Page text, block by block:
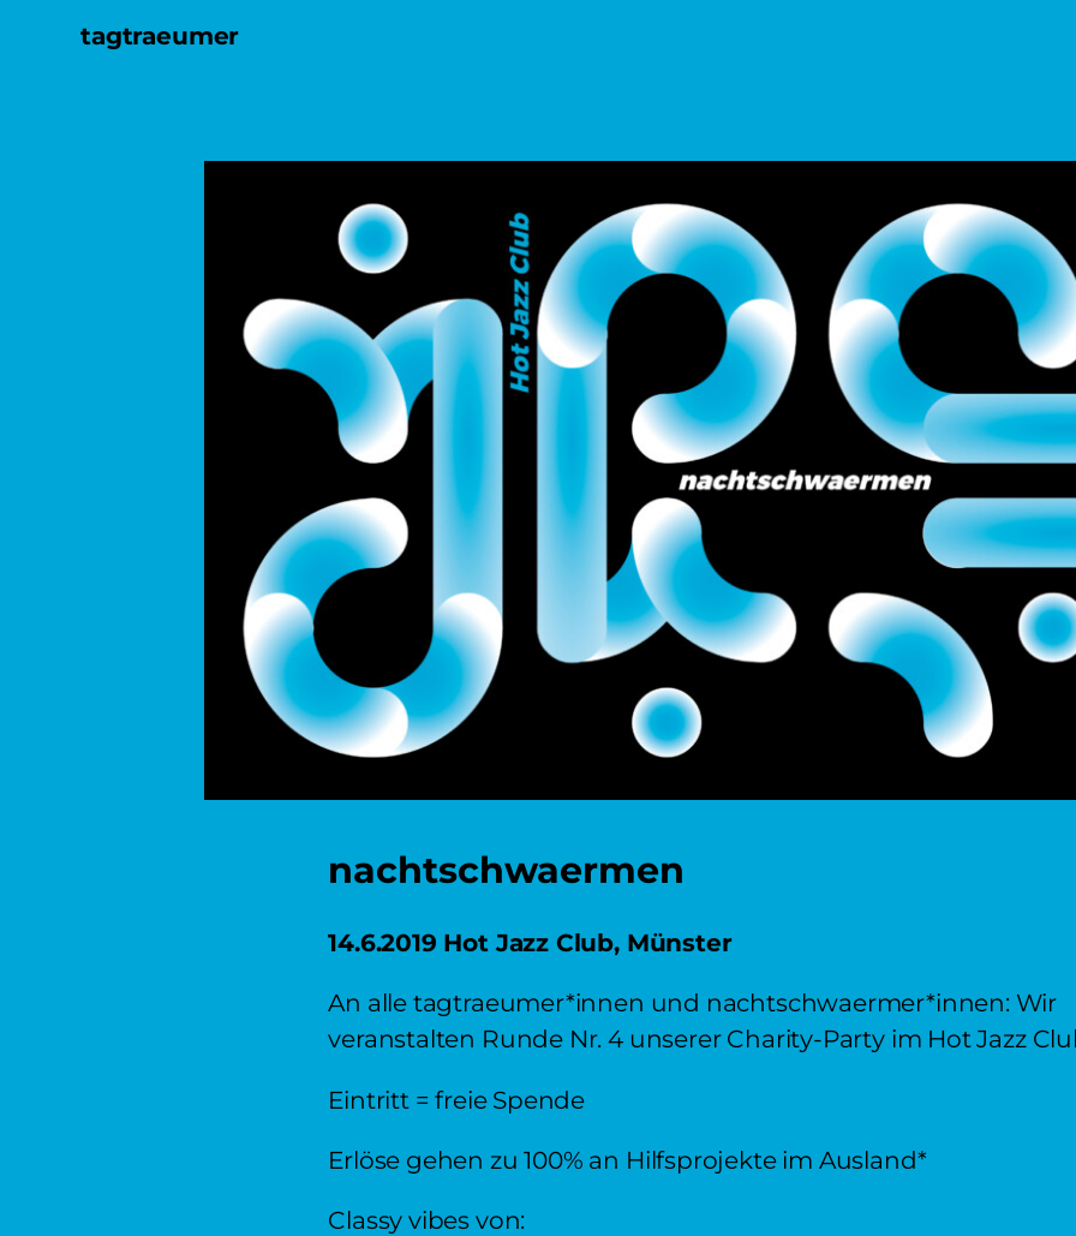
tagtraeumer
nachtschwaermen
14.6.2019 Hot Jazz Club, Münster
An alle tagtraeumer*innen und nachtschwaermer*innen: Wir
veranstalten Runde Nr. 4 unserer Charity-Party im Hot Jazz
Eintritt = freie Spende
Erlöse gehen zu 100% an Hilfsprojekte im Ausland*
Classy vibes von: